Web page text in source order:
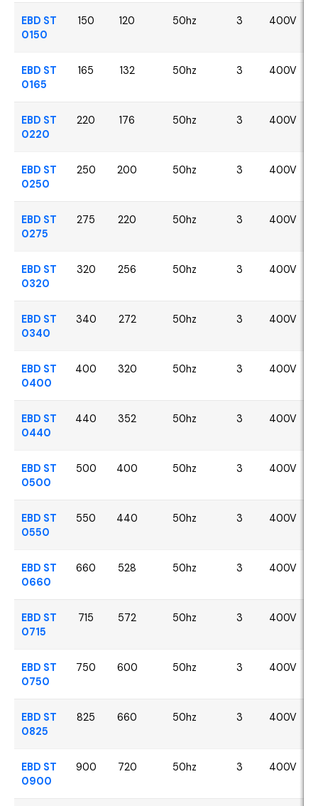
EBD ST
0150
150 120 50hz 3 400V
EBD ST
0165
165 132 50hz 3 400V
EBD ST
0220
220 176 50hz 3 400V
EBD ST
0250
250 200 50hz 3 400V
EBD ST
0275
275 220 50hz 3 400V
EBD ST
0320
320 256 50hz 3 400V
EBD ST
0340
340 272 50hz 3 400V
EBD ST
0400
400 320 50hz 3 400V
EBD ST
0440
440 352 50hz 3 400V
EBD ST
0500
500 400 50hz 3 400V
EBD ST
0550
550 440 50hz 3 400V
EBD ST
0660
660 528 50hz 3 400V
EBD ST
0715
715 572 50hz 3 400V
EBD ST
0750
750 600 50hz 3 400V
EBD ST
0825
825 660 50hz 3 400V
EBD ST
0900
900 720 50hz 3 400V